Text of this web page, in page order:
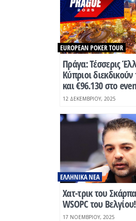
Πράγα: Τέσσερις
Κύπριοι διεκδικούν
και €96.130 στο
EUROPEAN POKER TOUR
12 ΔΕΚΕΜΒΡΊΟΥ, 2025
Χατ-τρικ του
WSOPC του Βελγίου!
ΕΛΛΗΝΙΚΆ ΝΈΑ
17 ΝΟΕΜΒΡΊΟΥ, 2025